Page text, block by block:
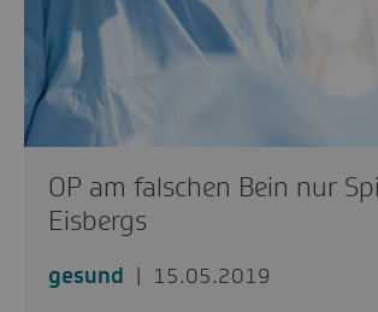
OP am falschen Bein nur
Eisbergs
gesund
15.05.2019